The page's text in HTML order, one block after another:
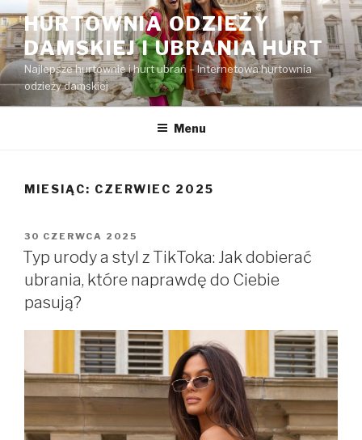
Przejdź
do
treści
HURTOWNIA ODZIEŻY
DAMSKIEJ I UBRANIA HURT
Najlepsze hurtownie i hurt ubrań – Internetowa hurtownia
odzieży damskiej
Menu
MIESIĄC: CZERWIEC 2025
OPUBLIKOWANE
W
30 CZERWCA 2025
Typ urody a styl z TikToka: Jak dobierać
ubrania, które naprawdę do Ciebie
pasują?